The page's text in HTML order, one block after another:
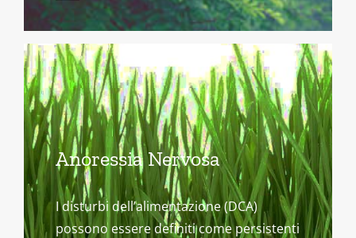
Anoressia Nervosa
I disturbi dell’alimentazione (DCA)
possono essere definiti come persistenti